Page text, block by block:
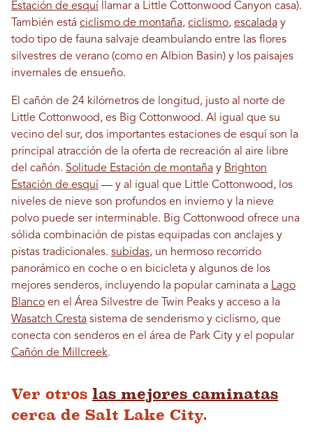
Estación de esquí llamar a Little Cottonwood Canyon casa).
También está ciclismo de montaña, ciclismo, escalada y
todo tipo de fauna salvaje deambulando entre las flores
silvestres de verano (como en Albion Basin) y los paisajes
invernales de ensueño.
El cañón de 24 kilómetros de longitud, justo al norte de
Little Cottonwood, es Big Cottonwood. Al igual que su
vecino del sur, dos importantes estaciones de esquí son la
principal atracción de la oferta de recreación al aire libre
del cañón. Solitude Estación de montaña y Brighton
Estación de esquí — y al igual que Little Cottonwood, los
niveles de nieve son profundos en invierno y la nieve
polvo puede ser interminable. Big Cottonwood ofrece una
sólida combinación de pistas equipadas con anclajes y
pistas tradicionales. subidas, un hermoso recorrido
panorámico en coche o en bicicleta y algunos de los
mejores senderos, incluyendo la popular caminata a Lago
Blanco en el Área Silvestre de Twin Peaks y acceso a la
Wasatch Cresta sistema de senderismo y ciclismo, que
conecta con senderos en el área de Park City y el popular
Cañón de Millcreek.
Ver otros las mejores caminatas
cerca de Salt Lake City.